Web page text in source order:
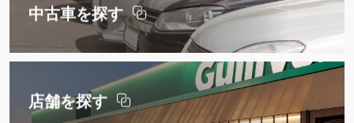
中古車を探す
店舗を探す